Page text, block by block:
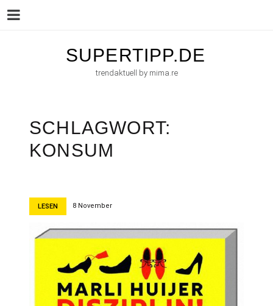
SUPERTIPP.DE
trendaktuell by mima.re
SCHLAGWORT:
KONSUM
LESEN 8 November
Menu